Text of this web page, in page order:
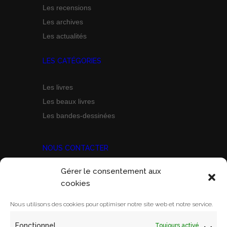
Gérer le consentement aux
cookies
Nous utilisons des cookies pour optimiser notre site web et notre service.
Toujours activé
Les recensions
Les archives
Les actualités
LES CATÉGORIES
Les livres
Les beaux livres
Les bandes-dessinées
NOUS CONTACTER
ACORAM
Ecole Militaire, Case D